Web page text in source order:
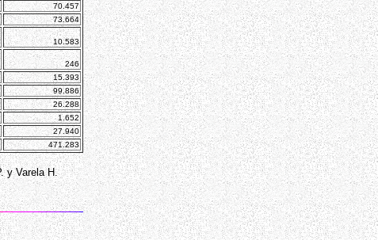
70.457
73.664
10.583
246
15.393
99.886
26.288
1.652
27.940
471.283
y Varela H.